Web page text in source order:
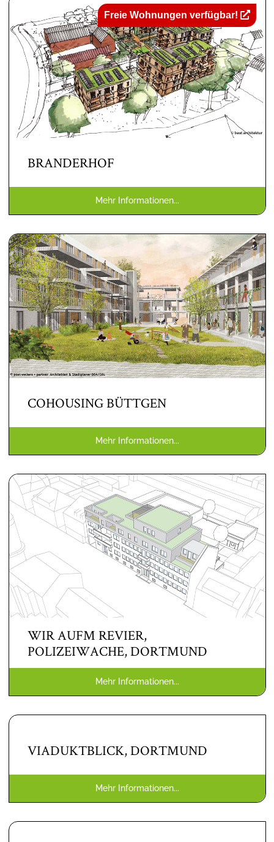
Freie Wohnungen verfügbar!
BRANDERHOF
Mehr Informationen...
COHOUSING BÜTTGEN
Mehr Informationen...
WIR AUFM REVIER,
POLIZEIWACHE, DORTMUND
Mehr Informationen...
VIADUKTBLICK, DORTMUND
Mehr Informationen...